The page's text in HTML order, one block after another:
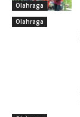
Olahraga
Olahraga